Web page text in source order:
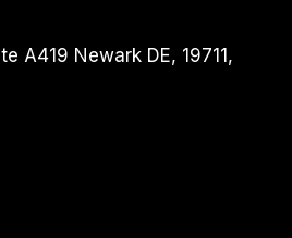
A419 Newark DE, 19711,